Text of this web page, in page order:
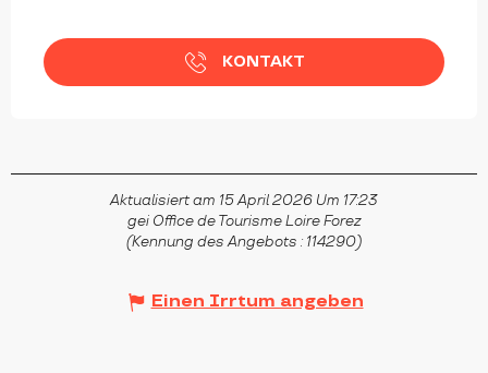
KONTAKT
Aktualisiert am 15 April 2026 Um 17:23
gei Office de Tourisme Loire Forez
(Kennung des Angebots : 114290)
Einen Irrtum angeben